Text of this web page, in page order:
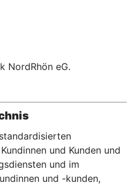
NordRhön eG.
und Kunden und
und im
und -kunden,